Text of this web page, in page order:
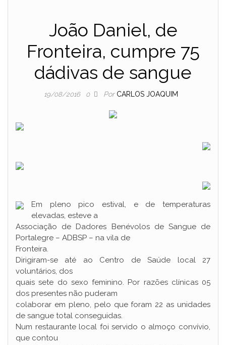
João Daniel, de
Fronteira, cumpre 75
dádivas de sangue
19/08/2016 0 Por CARLOS JOAQUIM
Em pleno pico estival, e de temperaturas
elevadas, esteve a
Associação de Dadores Benévolos de Sangue de
Portalegre – ADBSP – na vila de
Fronteira.
Dirigiram-se até ao Centro de Saúde local 27
voluntários, dos
quais sete do sexo feminino. Por razões clínicas 05
dos presentes não puderam
colaborar em pleno, pelo que foram 22 as unidades
de sangue total conseguidas.
Num restaurante local foi servido o almoço convívio,
que contou